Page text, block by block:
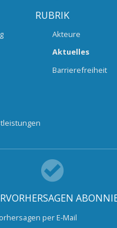
RUBRIK
Akteure
Aktuelles
Barrierefreiheit
per E-Mail